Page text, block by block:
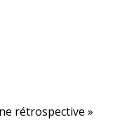
rétrospective »